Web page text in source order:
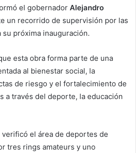
el gobernador Alejandro
un recorrido de supervisión por las
próxima inauguración.
esta obra forma parte de una
al bienestar social, la
de riesgo y el fortalecimiento de
a través del deporte, la educación
el área de deportes de
tres rings amateurs y uno